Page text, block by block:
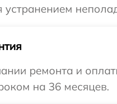
устранением
ремонта и
на 36 месяцев.